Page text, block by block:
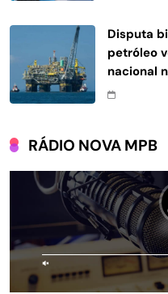
Disputa
petróleo
nacional
RÁDIO NOVA MPB